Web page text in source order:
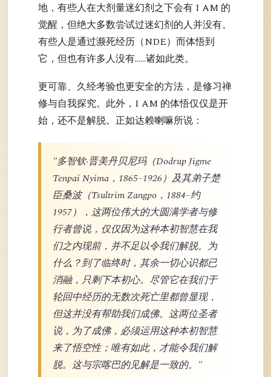
地，有些人在大剂量迷幻剂之下会有 I AM 的
觉醒，但绝大多数尝试过迷幻剂的人并没有。
有些人是通过濒死经历（NDE）而体悟到
它，但也有许多人没有……诸如此类。
更可靠、久经考验也更安全的方法，是修习禅
修与自我探究。此外，I AM 的体悟仅仅是开
始，还不是解脱。正如达赖喇嘛所说：
"多智钦·晋美丹贝尼玛（Dodrup Jigme
Tenpai Nyima，1865–1926）及其弟子楚
臣桑波（Tsultrim Zangpo，1884–约
1957），这两位伟大的大圆满学者与修
行者曾说，仅仅因为这种本初智慧在我
们之内现前，并不足以令我们解脱。为
什么？到了临终时，其余一切心识都已
消融，只剩下本初心。尽管它在我们于
轮回中经历的无数次死亡里都曾显现，
但这并没有帮助我们成佛。这两位圣者
说，为了成佛，必须运用这种本初智慧
来了悟空性；唯有如此，才能令我们解
脱。这与宗喀巴的见解是一致的。"